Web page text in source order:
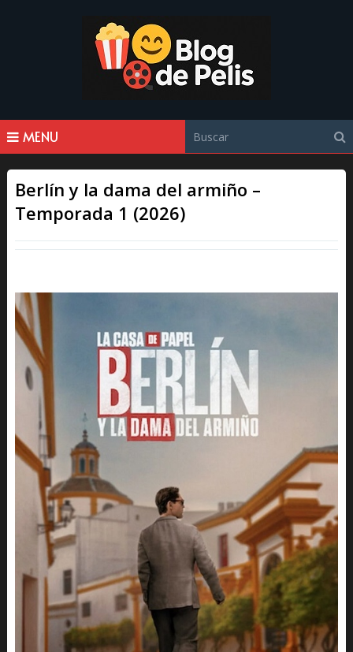
MENU
Berlín y la dama del armiño –
Temporada 1 (2026)